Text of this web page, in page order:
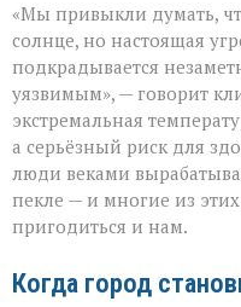
«Мы привыкли думать,
солнце, но настоящая
подкрадывается
уязвимым», — говорит
экстремальная
а серьёзный риск для
люди веками
пекле — и многие из
пригодиться и нам.
Когда город